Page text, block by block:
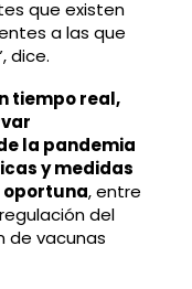
que existen
a las que
dice.
tiempo real,
la pandemia
y medidas
oportuna, entre
del
de vacunas